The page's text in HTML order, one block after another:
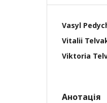
Vasyl
Vitalii
Viktoria
Анотація